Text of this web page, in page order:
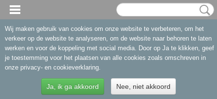
Wij maken gebruik van cookies om onze website te verbeteren, om het
verkeer op de website te analyseren, om de website naar behoren te laten
werken en voor de koppeling met social media. Door op Ja te klikken, geef
je toestemming voor het plaatsen van alle cookies zoals omschreven in
onze privacy- en cookieverklaring.
Ja, ik ga akkoord Nee, niet akkoord